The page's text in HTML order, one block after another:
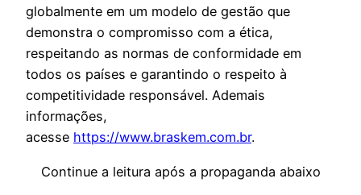
globalmente em um modelo de gestão que
demonstra o compromisso com a ética,
respeitando as normas de conformidade em
todos os países e garantindo o respeito à
competitividade responsável. Ademais
informações,
acesse https://www.braskem.com.br.
Continue a leitura após a propaganda abaixo